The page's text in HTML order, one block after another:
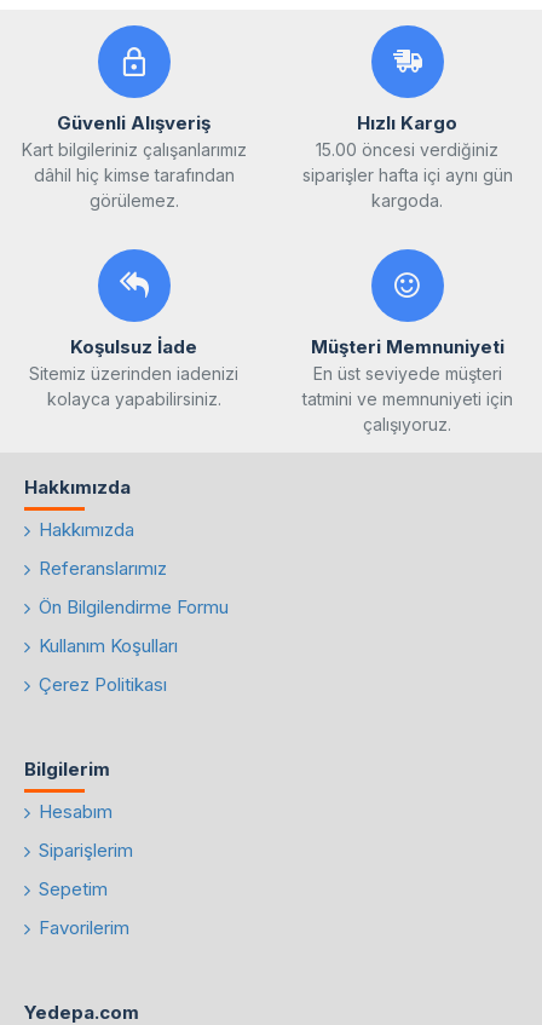
Güvenli Alışveriş
Kart bilgileriniz çalışanlarımız
dâhil hiç kimse tarafından
görülemez.
Hızlı Kargo
15.00 öncesi verdiğiniz
siparişler hafta içi aynı gün
kargoda.
Koşulsuz İade
Sitemiz üzerinden iadenizi
kolayca yapabilirsiniz.
Müşteri Memnuniyeti
En üst seviyede müşteri
tatmini ve memnuniyeti için
çalışıyoruz.
Hakkımızda
Hakkımızda
Referanslarımız
Ön Bilgilendirme Formu
Kullanım Koşulları
Çerez Politikası
Bilgilerim
Hesabım
Siparişlerim
Sepetim
Favorilerim
Yedepa.com